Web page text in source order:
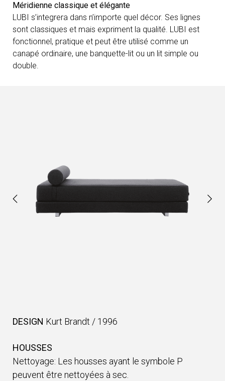
Méridienne classique et élégante
LUBI s’integrera dans n’importe quel décor. Ses lignes
sont classiques et mais expriment la qualité. LUBI est
fonctionnel, pratique et peut être utilisé comme un
canapé ordinaire, une banquette-lit ou un lit simple ou
double.
DESIGN Kurt Brandt / 1996
HOUSSES
Nettoyage: Les housses ayant le symbole P
peuvent être nettoyées à sec.